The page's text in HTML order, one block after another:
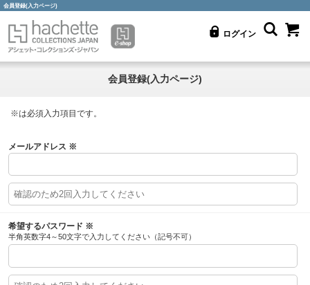
会員登録(入力ページ)
ログイン
会員登録(入力ページ)
※は必須入力項目です。
メールアドレス ※
希望するパスワード ※
半角英数字4～50文字で入力してください（記号不可）